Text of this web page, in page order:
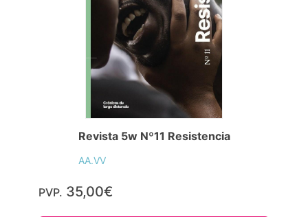
Revista 5w Nº11 Resistencia
AA.VV
PVP. 35,00€